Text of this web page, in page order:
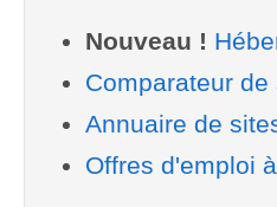
Nouveau !
Comparateur
Annuaire de
Offres d'emploi